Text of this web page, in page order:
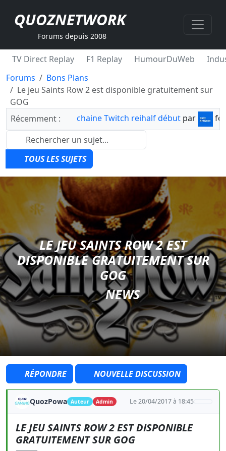
QUOZNETWORK
Forums depuis 2008
TV Direct Replay F1 Replay HumourDuWeb
Forums
Bons Plans
Le jeu Saints Row 2 est disponible gratuitement sur
GOG
Récemment :
chaine Twitch reihalf début par
TOUS LES SUJETS
LE JEU SAINTS ROW 2 EST
DISPONIBLE GRATUITEMENT SUR
GOG
NEWS
RÉPONDRE NOUVELLE DISCUSSION
QuozPowa Auteur Admin Le 20/04/2017 à 18:45
LE JEU SAINTS ROW 2 EST DISPONIBLE
GRATUITEMENT SUR GOG